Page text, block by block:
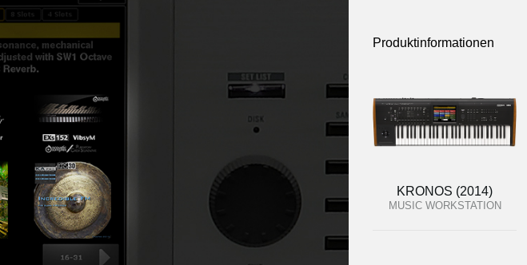
Produktinformationen
KRONOS (2014)
MUSIC WORKSTATION